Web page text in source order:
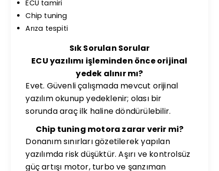
ECU tamiri
Chip tuning
Arıza tespiti
Sık Sorulan Sorular
ECU yazılımı işleminden önce orijinal
yedek alınır mı?
Evet. Güvenli çalışmada mevcut orijinal
yazılım okunup yedeklenir; olası bir
sorunda araç ilk haline döndürülebilir.
Chip tuning motora zarar verir mi?
Donanım sınırları gözetilerek yapılan
yazılımda risk düşüktür. Aşırı ve kontrolsüz
güç artışı motor, turbo ve şanzıman